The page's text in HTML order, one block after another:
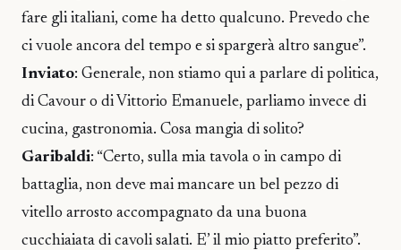
fare gli italiani, come ha detto qualcuno. Prevedo che
ci vuole ancora del tempo e si spargerà altro sangue”.
Inviato: Generale, non stiamo qui a parlare di politica,
di Cavour o di Vittorio Emanuele, parliamo invece di
cucina, gastronomia. Cosa mangia di solito?
Garibaldi: “Certo, sulla mia tavola o in campo di
battaglia, non deve mai mancare un bel pezzo di
vitello arrosto accompagnato da una buona
cucchiaiata di cavoli salati. E’ il mio piatto preferito”.